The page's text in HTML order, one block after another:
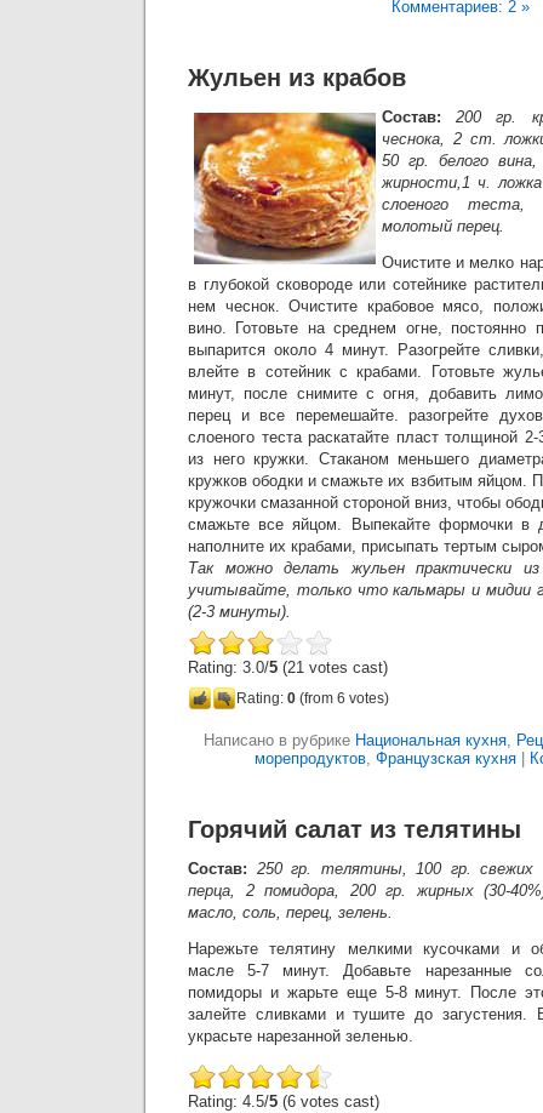
Комментариев: 2 »
Жульен из крабов
Состав:200 гр.
чеснока, 2 ст.
50 гр. белого
жирности,1 ч.
слоеного
молотый перец.
Очистите и мелко
в глубокой сковороде или сотейнике
нем чеснок. Очистите крабовое мясо,
вино. Готовьте на среднем огне, постоянно
выпарится около 4 минут. Разогрейте
влейте в сотейник с крабами. Готовьте
минут, после снимите с огня, добавить
перец и все перемешайте. разогрейте
слоеного теста раскатайте пласт толщиной
из него кружки. Стаканом меньшего
кружков ободки и смажьте их взбитым яйцом.
кружочки смазанной стороной вниз, чтобы
смажьте все яйцом. Выпекайте формочки в
наполните их крабами, присыпать тертым
Так можно делать жульен практически
учитывайте, только что кальмары и мидии
(2-3 минуты).
Rating: 3.0/5 (21 votes cast)
Rating: 0 (from 6 votes)
Написано в рубрике Национальная кухня,
морепродуктов, Французская кухня|
Горячий салат из телятины
Состав: 250 гр. телятины, 100 гр. свежих
перца, 2 помидора, 200 гр. жирных (30-
масло, соль, перец, зелень.
Нарежьте телятину мелкими кусочками и
масле 5-7 минут. Добавьте нарезанные
помидоры и жарьте еще 5-8 минут. После
залейте сливками и тушите до
украсьте нарезанной зеленью.
Rating: 4.5/5 (6 votes cast)